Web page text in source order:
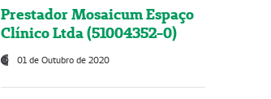
Prestador Mosaicum Espaço
Clínico Ltda (51004352-0)
01 de Outubro de 2020